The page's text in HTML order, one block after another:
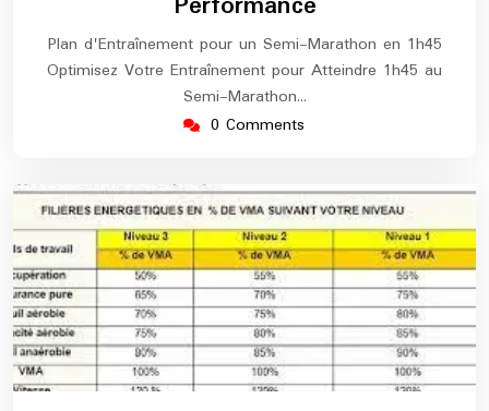
Plan d'Entraînement pour un Semi-Marathon en 1h45
Optimisez Votre Entraînement pour Atteindre 1h45 au
Semi-Marathon…
0 Comments